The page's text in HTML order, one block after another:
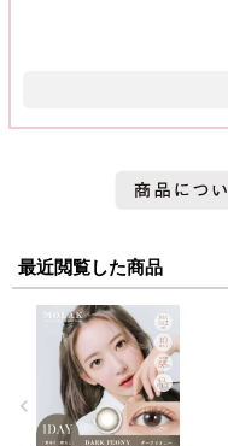
最近閲覧した商品